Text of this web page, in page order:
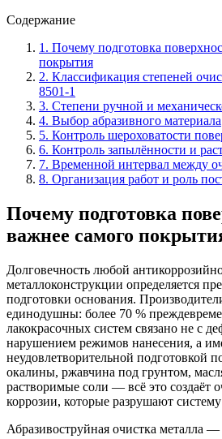
Содержание
1 . Почему подготовка
покрытия
2. Классификация степеней
8501-1
3. Степени ручной и
4. Выбор абразивного материала
5. Контроль шероховатости
6. Контроль запылённости и
7. Временной интервал между
8. Организация работ и роль
Почему подготовка
важнее самого
Долговечность любой
металлоконструкции определяется
подготовки основания.
единодушны: более 70 %
лакокрасочных систем связано не с
нарушением режимов нанесения, а
неудовлетворительной подготовкой
окалины, ржавчина под грунтом,
растворимые соли — всё это создаёт
коррозии, которые разрушают
Абразивоструйная очистка металла